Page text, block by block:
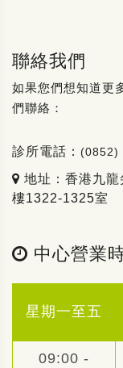
聯絡我們
如果您們想知道更
們聯絡：
診所電話： (0852)
地址：香港九
樓1322-1325室
中心營業
星期一至五
09:00 -